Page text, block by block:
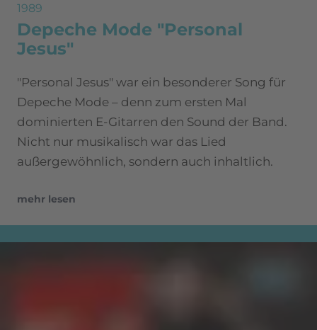
1989
Depeche Mode "Personal
Jesus"
"Personal Jesus" war ein besonderer Song für
Depeche Mode – denn zum ersten Mal
dominierten E-Gitarren den Sound der Band.
Nicht nur musikalisch war das Lied
außergewöhnlich, sondern auch inhaltlich.
mehr lesen